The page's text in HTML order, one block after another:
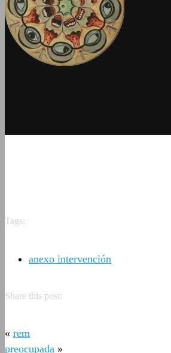
Tags:
anexo intervención
Share this post:
« rem
preocupada »